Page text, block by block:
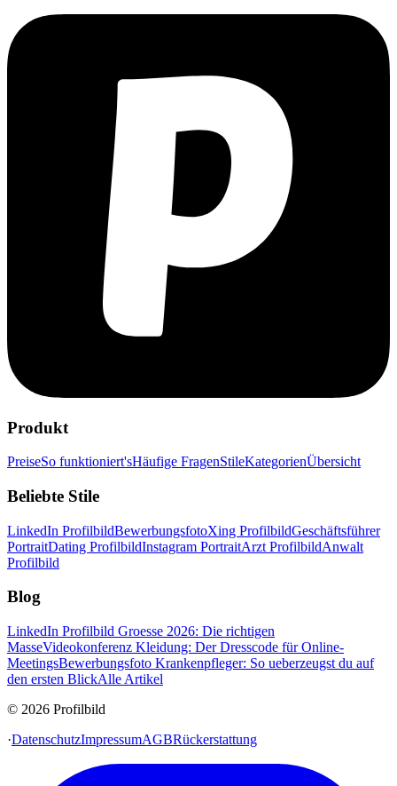
Produkt
PreiseSo funktioniert'sHäufige FragenStileKategorienÜbersicht
Beliebte Stile
LinkedIn ProfilbildBewerbungsfotoXing ProfilbildGeschäftsführer
PortraitDating ProfilbildInstagram PortraitArzt ProfilbildAnwalt
Profilbild
Blog
LinkedIn Profilbild Groesse 2026: Die richtigen
MasseVideokonferenz Kleidung: Der Dresscode für Online-
MeetingsBewerbungsfoto Krankenpfleger: So ueberzeugst du auf
den ersten BlickAlle Artikel
© 2026 Profilbild
·DatenschutzImpressumAGBRückerstattung